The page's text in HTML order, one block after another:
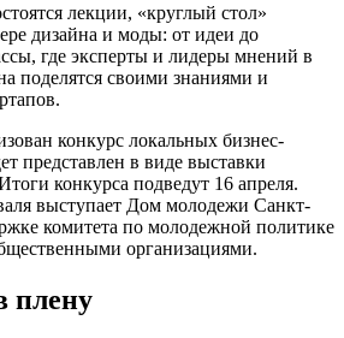
лекции, «круглый стол»
дизайна и моды: от идеи до
где эксперты и лидеры мнений в
поделятся своими знаниями и
конкурс локальных бизнес-
представлен в виде выставки
конкурса подведут 16 апреля.
выступает Дом молодежи Санкт-
комитета по молодежной политике
организациями.
плену